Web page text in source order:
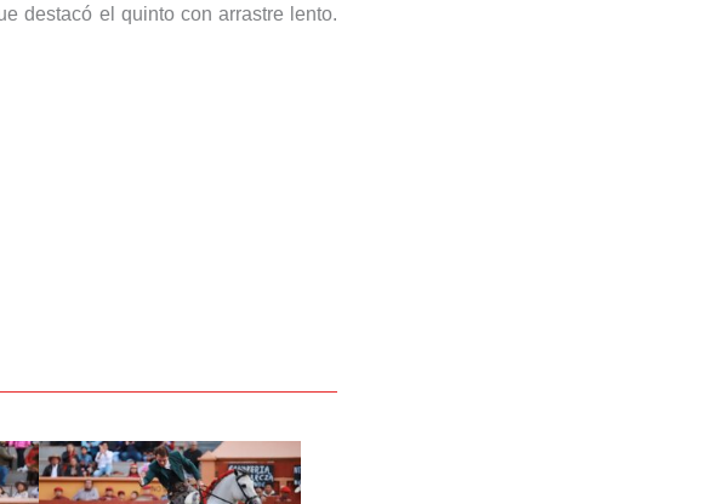
destacó el quinto con arrastre lento.